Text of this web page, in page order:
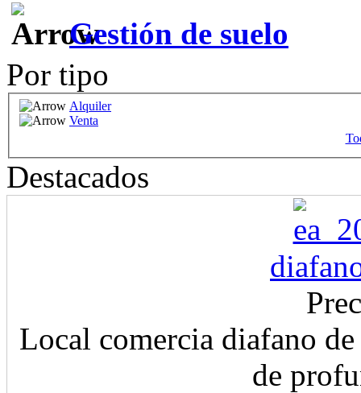
Gestión de suelo
Por tipo
Alquiler
Venta
Destacados
Local comercia diafano
de